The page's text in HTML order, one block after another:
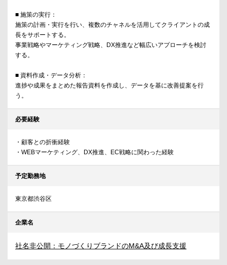
■ 施策の実行：
施策の計画・実行を行い、複数のチャネルを活用してクライアントの成
長をサポートする。
事業戦略やマーケティング戦略、DX推進など幅広いアプローチを検討
する。
■ 資料作成・データ分析：
進捗や成果をまとめた報告資料を作成し、データを基に改善提案を行
う。
必要経験
・顧客との折衝経験
・WEBマーケティング、DX推進、EC戦略に関わった経験
予定勤務地
東京都渋谷区
企業名
社名非公開：モノづくりブランドのM&A及び成長支援